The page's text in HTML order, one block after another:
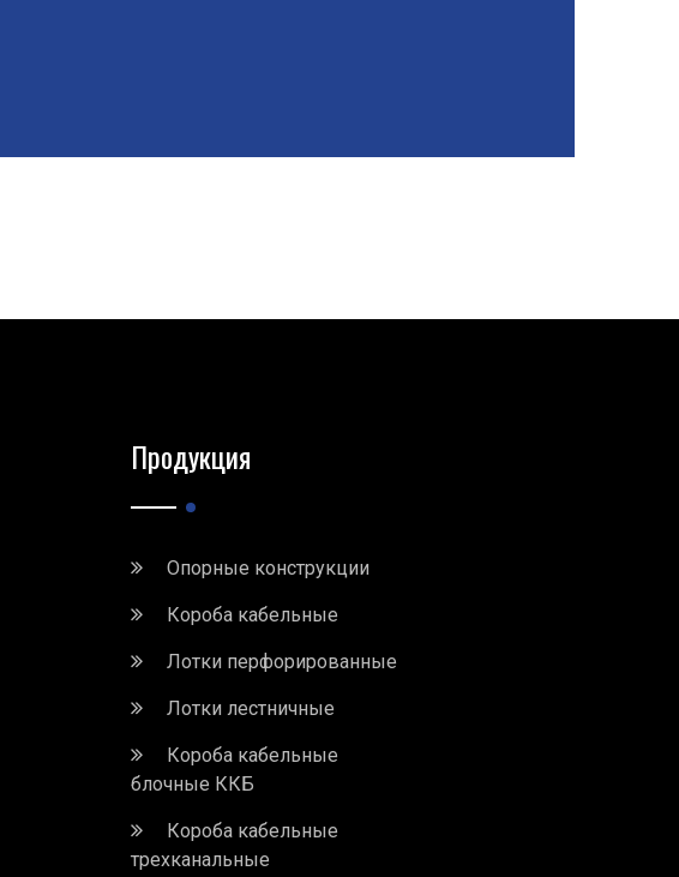
Продукция
Опорные конструкции
Короба кабельные
Лотки перфорированные
Лотки лестничные
Короба кабельные
блочные ККБ
Короба кабельные
трехканальные